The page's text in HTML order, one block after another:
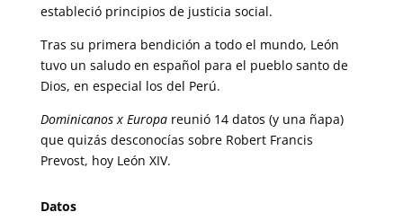
estableció principios de justicia social.
Tras su primera bendición a todo el mundo, León
tuvo un saludo en español para el pueblo santo de
Dios, en especial los del Perú.
Dominicanos x Europareunió 14 datos (y una ñapa)
que quizás desconocías sobre Robert Francis
Prevost, hoy León XIV.
Datos